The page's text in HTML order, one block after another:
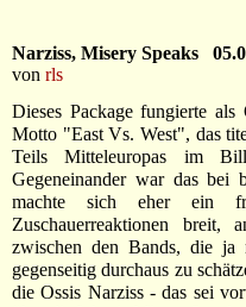
Narziss, Misery Speaks
von rls
Dieses Package fungierte
Motto "East Vs. West", das
Teils Mitteleuropas im
Gegeneinander war das bei
machte sich eher ein
Zuschauerreaktionen breit,
zwischen den Bands, die ja
gegenseitig durchaus zu
die Ossis Narziss - das sei